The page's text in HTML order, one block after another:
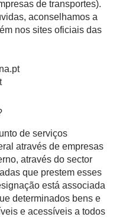
de transportes).
aconselhamos a
nos sites oficiais das
de serviços
através de empresas
através do sector
que prestem esses
está associada
determinados bens e
e acessíveis a todos